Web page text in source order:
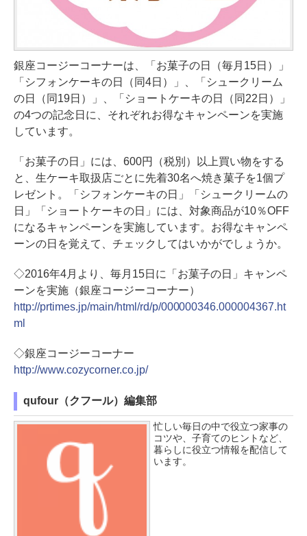
銀座コージーコーナーは、「お菓子の日（毎月15日）」
「シフォンケーキの日（同4日）」、「シュークリーム
の日（同19日）」、「ショートケーキの日（同22日）」
の4つの記念日に、それぞれお得なキャンペーンを実施
しています。
「お菓子の日」には、600円（税別）以上買い物をする
と、生ケーキ取扱店ごとに先着30名へ焼き菓子を1個プ
レゼント。「シフォンケーキの日」「シュークリームの
日」「ショートケーキの日」には、対象商品が10％OFF
になるキャンペーンを実施しています。お得なキャンペ
ーンの日を覚えて、チェックしてはいかがでしょうか。
◇2016年4月より、毎月15日に「お菓子の日」キャンペ
ーンを実施（銀座コージーコーナー）
http://prtimes.jp/main/html/rd/p/000000346.000004367.ht
ml
◇銀座コージーコーナー
http://www.cozycorner.co.jp/
qufour（クフール）編集部
忙しい毎日の中で役立つ家事の
コツや、子育てのヒントなど、
暮らしに役立つ情報を配信して
います。